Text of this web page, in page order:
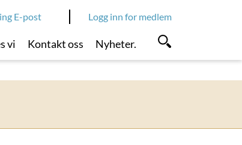
Logg inn for medlem
E-post
vi Kontakt oss Nyheter.